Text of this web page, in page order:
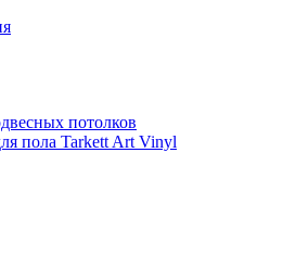
потолков
пола Tarkett Art Vinyl